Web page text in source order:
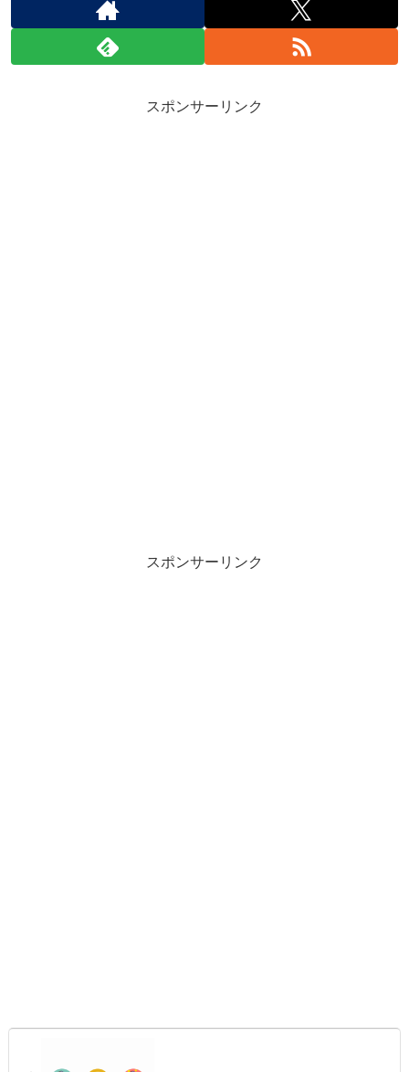
スポンサーリンク
スポンサーリンク